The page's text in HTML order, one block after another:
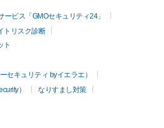
ビス「GMOセキュリティ24」
トリスク診断
ト
セキュリティ byイエラエ）
）
なりすまし対策